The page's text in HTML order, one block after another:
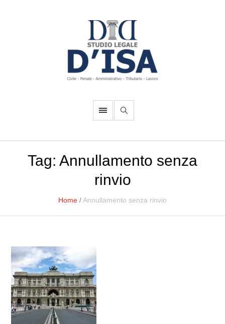
Tag: Annullamento senza
rinvio
Home /Annullamento senza rinvio